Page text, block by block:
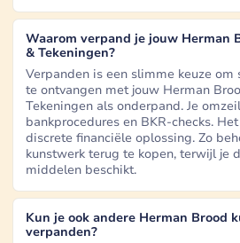
Waarom verpand je jouw Herman
& Tekeningen?
Verpanden is een slimme keuze
te ontvangen met jouw Herman
Tekeningen als onderpand. Je
bankprocedures en BKR-checks.
discrete financiële oplossing. Zo
kunstwerk terug te kopen, terwijl je
middelen beschikt.
Kun je ook andere Herman Brood
verpanden?